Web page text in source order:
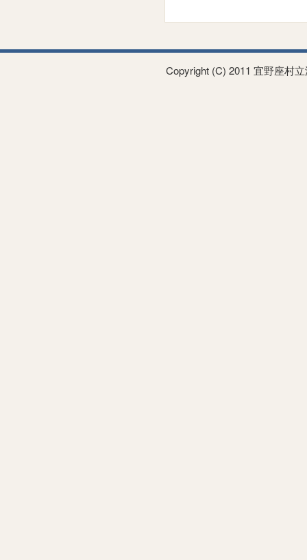
Copyright (C) 2011 宜野座村